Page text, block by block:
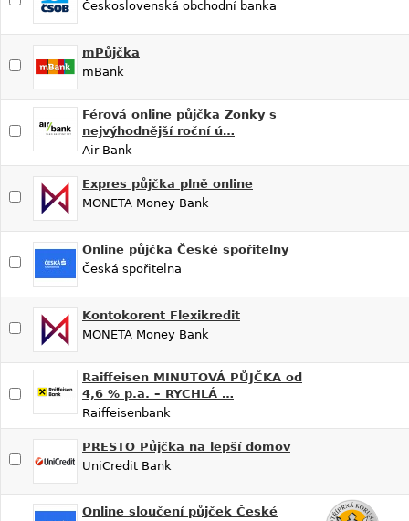
Československá obchodní banka
mPůjčka
mBank
Férová online půjčka Zonky s
nejvýhodnější roční ú…
Air Bank
Expres půjčka plně online
MONETA Money Bank
Online půjčka České spořitelny
Česká spořitelna
Kontokorent Flexikredit
MONETA Money Bank
Raiffeisen MINUTOVÁ PŮJČKA od
4,6 % p.a. – RYCHLÁ …
Raiffeisenbank
PRESTO Půjčka na lepší domov
UniCredit Bank
Online sloučení půjček České